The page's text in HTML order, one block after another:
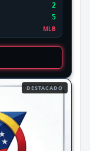
2
5
MLB
DESTACADO